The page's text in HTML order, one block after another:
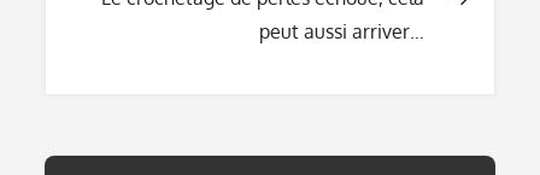
l’article
peut aussi arriver…